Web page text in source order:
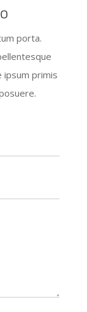
porta.
ipsum primis